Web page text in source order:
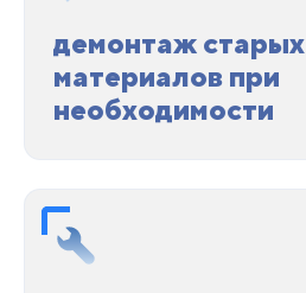
демонтаж старых
материалов при
необходимости